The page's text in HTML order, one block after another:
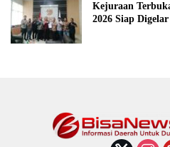
Kejuraan
2026 Siap Digelar